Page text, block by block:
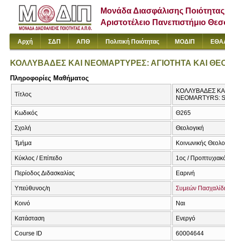
Μονάδα Διασφάλισης Ποιότητας
Αριστοτέλειο Πανεπιστήμιο
Αρχή ΣΔΠ ΑΠΘ Πολιτική Ποιότητας ΜΟΔΙΠ
ΚΟΛΛΥΒΑΔΕΣ ΚΑΙ ΝΕΟΜΑΡΤΥΡΕΣ: ΑΓΙΟΤΗΤΑ ΚΑΙ
Πληροφορίες Μαθήματος
Τίτλος
ΚΟΛΛΥΒΑΔΕΣ
NEOMARTYRS:
Κωδικός Θ265
Σχολή Θεολογική
Τμήμα Κοινωνικής
Κύκλος / Επίπεδο 1ος /
Περίοδος Διδασκαλίας Εαρινή
Υπεύθυνος/η Συμεών
Κοινό Ναι
Κατάσταση Ενεργό
Course ID 60004644